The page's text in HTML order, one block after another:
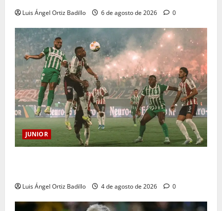
Luis Ángel Ortiz Badillo 6 de agosto de 2026 0
JUNIOR
Luis Ángel Ortiz Badillo 4 de agosto de 2026 0